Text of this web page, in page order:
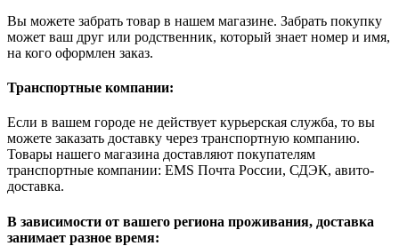
Вы можете забрать товар в нашем магазине. Забрать покупку
может ваш друг или родственник, который знает номер и имя,
на кого оформлен заказ.
Транспортные компании:
Если в вашем городе не действует курьерская служба, то вы
можете заказать доставку через транспортную компанию.
Товары нашего магазина доставляют покупателям
транспортные компании: EMS Почта России, СДЭК, авито-
доставка.
В зависимости от вашего региона проживания, доставка
занимает разное время: